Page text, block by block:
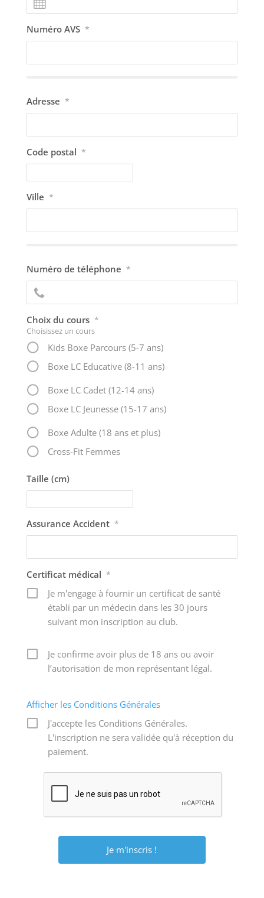
Numéro AVS *
Adresse *
Code postal *
Ville *
Numéro de téléphone *
Choix du cours *
Choisissez un cours
Kids Boxe Parcours (5-7 ans)
Boxe LC Educative (8-11 ans)
Boxe LC Cadet (12-14 ans)
Boxe LC Jeunesse (15-17 ans)
Boxe Adulte (18 ans et plus)
Cross-Fit Femmes
Taille (cm)
Assurance Accident *
Certificat médical *
Je m'engage à fournir un certificat de santé
établi par un médecin dans les 30 jours
suivant mon inscription au club.
Je confirme avoir plus de 18 ans ou avoir
l’autorisation de mon représentant légal.
Afficher les Conditions Générales
J'accepte les Conditions Générales.
L'inscription ne sera validée qu'à réception du
paiement.